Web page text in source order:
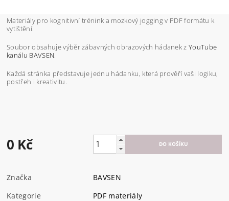
Materiály pro kognitivní trénink a mozkový jogging v PDF formátu k
vytištění.
Soubor obsahuje výběr zábavných obrazových hádanek zYouTube
kanálu BAVSEN
Každá stránka představuje jednu hádanku, která prověří vaši logiku,
postřeh i kreativitu.
0 Kč
Značka
BAVSEN
Kategorie
PDF materiály